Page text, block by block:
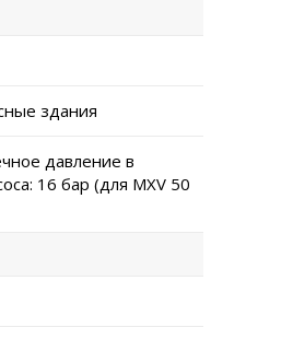
здания
давление в
16 бар (для MXV 50